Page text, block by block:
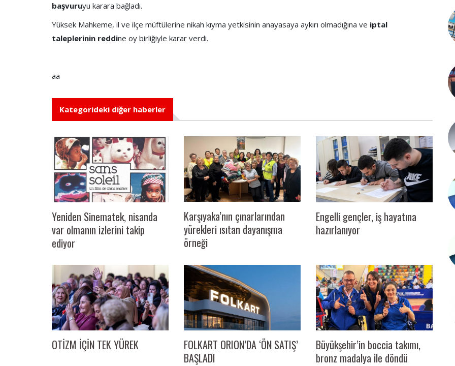
başvuruyu karara bağladı.
Yüksek Mahkeme, il ve ilçe müftülerine nikah kıyma yetkisinin anayasaya aykırı olmadığına ve iptal
taleplerinin reddine oy birliğiyle karar verdi.
aa
Kategorideki diğer haberler
Yeniden Sinematek, nisanda
var olmanın izlerini takip
ediyor
Karşıyaka’nın çınarlarından
yürekleri ısıtan dayanışma
örneği
Engelli gençler, iş hayatına
hazırlanıyor
OTİZM İÇİN TEK YÜREK
FOLKART ORION’DA ‘ÖN SATIŞ’
BAŞLADI
Büyükşehir’in boccia takımı,
bronz madalya ile döndü